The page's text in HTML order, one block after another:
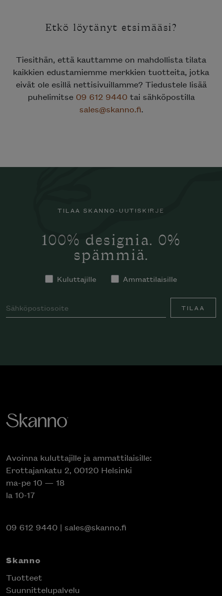
Etkö löytänyt etsimääsi?
Tiesithän, että kauttamme on mahdollista tilata
kaikkien edustamiemme merkkien tuotteita, jotka
eivät ole esillä nettisivuillamme? Tiedustele lisää
puhelimitse 09 612 9440tai sähköpostilla
sales@skanno.fi.
TILAA SKANNO-UUTISKIRJE
100% designia. 0%
spämmiä.
Kuluttajille Ammattilaisille
TILAA
Avoinna kuluttajille ja ammattilaisille:
Erottajankatu 2, 00120 Helsinki
ma-pe 10 — 18
la 10-17
09 612 9440 | sales@skanno.fi
Skanno
Tuotteet
Suunnittelupalvelu